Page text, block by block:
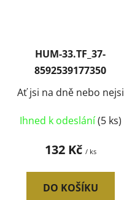
HUM-33.TF_37-
8592539177350
Ať jsi na dně nebo nejsi
Ihned k odeslání(5 ks)
132 Kč / ks
DO KOŠÍKU